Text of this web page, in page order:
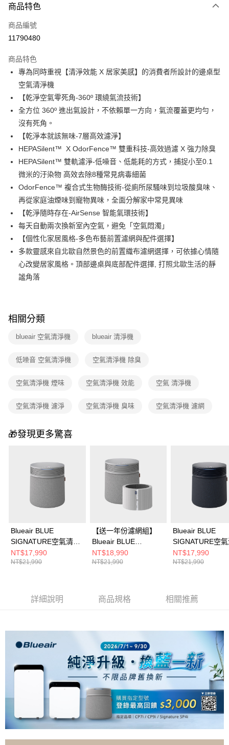
3 期 0 利率 每期
合作金庫商業銀行
上海商業儲蓄銀行
臺灣中小企業銀行
匯豐（台灣）商業銀行
華泰商業銀行
聯邦商業銀行
元大商業銀行
永豐商業銀行
玉山商業銀行
星展（台灣）商業銀行
台灣樂天信用卡公司
合作金庫商業銀行
上海商業儲蓄銀行
國泰世華商業銀行
兆豐國際商業銀行
匯豐（台灣）商業銀行
聯邦商業銀行
遠東國際商業銀行
元大商業銀行
永豐商業銀行
玉山商業銀行
台新國際商業銀行
即享券
LINE Pay
Apple Pay
街口支付
Google Pay
ATM付款
運送方式
宅配
每筆NT$100，滿NT$999(含以上)免運費
商品特色
商品編號
11790480
商品特色
專為同時重視【清淨效能 X 居家美感】的消費者所設計的邊桌型
空氣清淨機
【乾淨空氣零死角-360º 環繞氣流技術】
全方位 360º 進出氣設計，不依賴單一方向，氣流覆蓋更均勻，
沒有死角。
【乾淨本就該無味-7層高效濾淨】
HEPASilent™ X OdorFence™ 雙重科技-高效過濾 X 強力除臭
HEPASilent™ 雙軌濾淨-低噪音、低能耗的方式，捕捉小至0.1
微米的汙染物 高效去除8種常見病毒細菌
OdorFence™ 複合式生物酶技術-從廁所尿騷味到垃圾酸臭味、
再從家庭油煙味到寵物異味，全面分解家中常見異味
【乾淨隨時存在-AirSense 智能氣環技術】
每天自動兩次換新室內空氣，避免「空氣悶濁」
【個性化家居風格-多色布藝前置濾網與配件選擇】
多款靈感來自北歐自然景色的前置織布濾網選擇，可依據心情隨
心改變居家風格。頂部邊桌與底部配件選擇, 打照北歐生活的靜
謐角落
相關分類
blueair 空氣清淨機 blueair 清淨機
低噪音 空氣清淨機 空氣清淨機 除臭
空氣清淨機 煙味 空氣清淨機 效能 空氣 清淨機
空氣清淨機 濾淨 空氣清淨機 臭味 空氣清淨機 濾網
🎁發現更多驚喜
Blueair BLUE
SIGNATURE空氣清淨
機SP4i 晨曙灰
NT$17,990
NT$21,990
【送一年份濾網組】
Blueair BLUE
SIGNATURE空氣清淨
機SP4i 晨曙灰
NT$18,990
NT$21,990
Blueair BLUE
SIGNATURE空
機SP4i 極夜藍
NT$17,990
NT$21,990
詳細說明 商品規格 相關推薦